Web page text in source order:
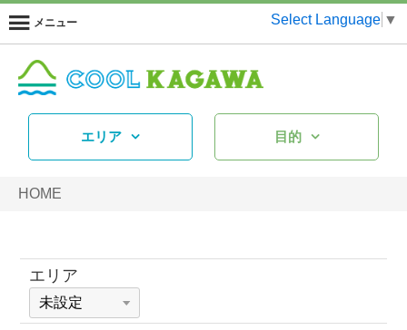
メニュー Select Language ▼
エリア 目的
HOME
エリア